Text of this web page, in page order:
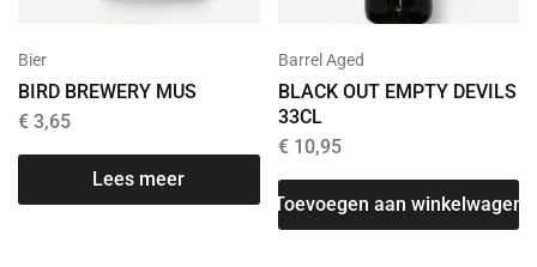
Bier
BIRD BREWERY MUS
€ 3,65
Lees meer
Barrel Aged
BLACK OUT EMPTY DEVILS
33CL
€10,95
Toevoegen aan winkelwagen